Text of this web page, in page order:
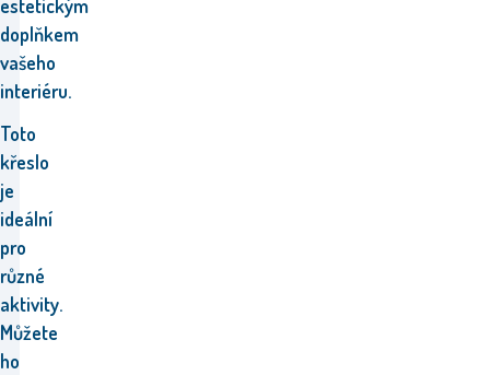
estetickým
doplňkem
vašeho
interiéru.
Toto
křeslo
je
ideální
pro
různé
aktivity.
Můžete
ho